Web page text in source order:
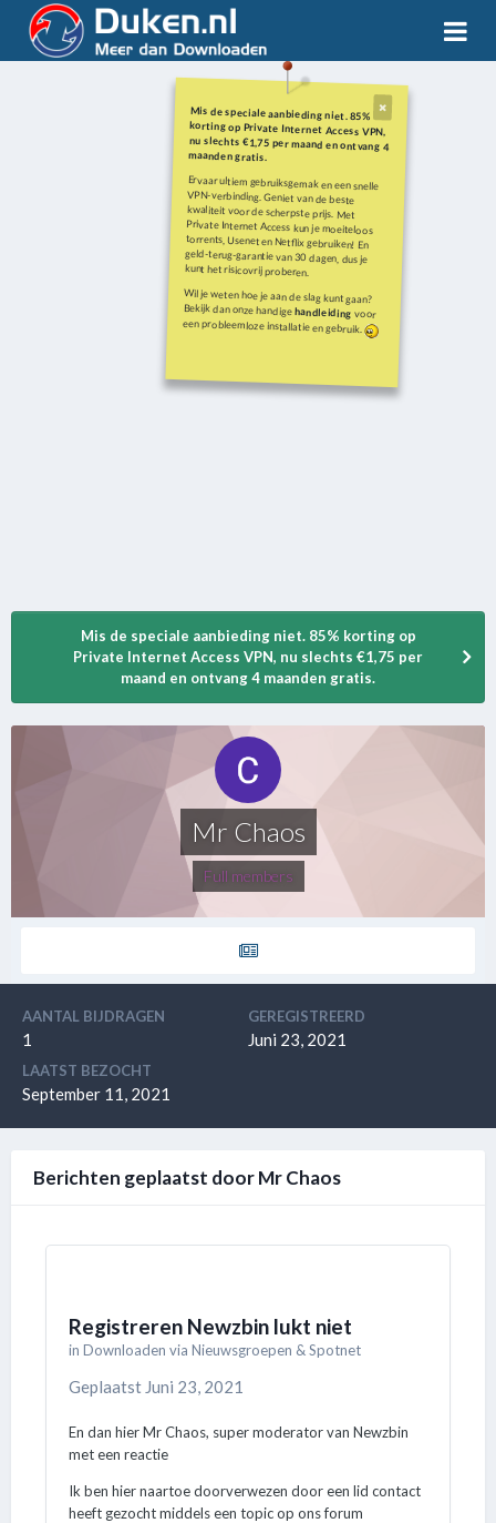
Mis de speciale aanbieding niet. 85%
korting op Private Internet Access VPN,
nu slechts €1,75 per maand en ontvang 4
maanden gratis.
Ervaar ultiem gebruiksgemak en een snelle
VPN-verbinding. Geniet van de beste
kwaliteit voor de scherpste prijs. Met
Private Internet Access kun je moeiteloos
torrents, Usenet en Netflix gebruiken! En
geld-terug-garantie van 30 dagen, dus je
kunt het risicovrij proberen.
Wil je weten hoe je aan de slag kunt gaan?
Bekijk dan onze handigehandleiding voor
een probleemloze installatie en gebruik.
Mis de speciale aanbieding niet. 85% korting op
Private Internet Access VPN, nu slechts €1,75 per
maand en ontvang 4 maanden gratis.
Mr Chaos
Full members
AANTAL BIJDRAGEN
1
GEREGISTREERD
Juni 23, 2021
LAATST BEZOCHT
September 11, 2021
Berichten geplaatst door Mr Chaos
Registreren Newzbin lukt niet
in Downloaden via Nieuwsgroepen & Spotnet
Geplaatst Juni 23, 2021
En dan hier Mr Chaos, super moderator van Newzbin
met een reactie
Ik ben hier naartoe doorverwezen door een lid contact
heeft gezocht middels een topic op ons forum